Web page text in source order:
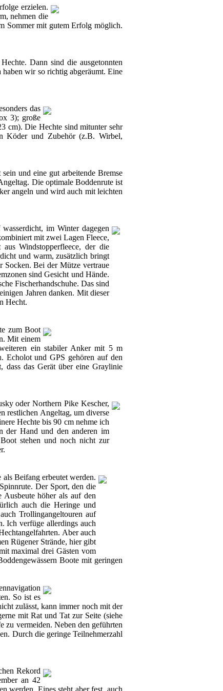
erzielen.
nehmen die
Sommer mit gutem Erfolg möglich.
Dann sind die ausgetonnten
wir so richtig abgeräumt. Eine
das
3); große
cm). Die Hechte sind mitunter sehr
Köder und Zubehör (z.B. Wirbel,
und eine gut arbeitende Bremse
Die optimale Boddenrute ist
angeln und wird auch mit leichten
im Winter dagegen
mit zwei Lagen Fleece,
Windstopperfleece, der die
und warm, zusätzlich bringt
Socken. Bei der Mütze vertraue
sind Gesicht und Hände.
Fischerhandschuhe. Das sind
Jahren danken. Mit dieser
Hecht.
zum Boot
Mit einem
ein stabiler Anker mit 5 m
Echolot und GPS gehören auf den
dass das Gerät über eine Graylinie
oder Northern Pike Kescher,
restlichen Angeltag, um diverse
Hechte bis 90 cm nehme ich
der Hand und den anderen im
stehen und noch nicht zur
Beifang erbeutet werden.
Der Sport, den die
höher als auf den
auch die Heringe und
Trollingangeltouren auf
Ich verfüge allerdings auch
Aber auch
Rügener Strände, hier gibt
maximal drei Gästen vom
Boote mit geringen
So ist es
zulässt, kann immer noch mit der
mit Rat und Tat zur Seite (siehe
zu vermeiden. Neben den geführten
Durch die geringe Teilnehmerzahl
Rekord
an 42
werden. Eines steht aber fest, auch